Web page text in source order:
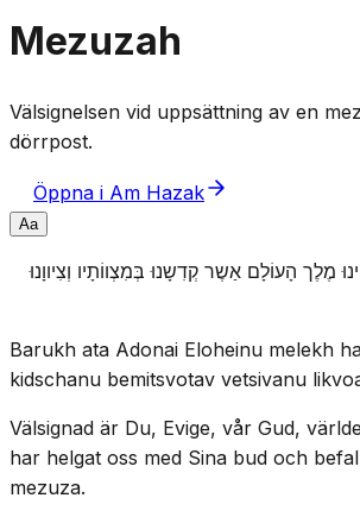
Mezuzah
Välsignelsen vid uppsättning av en
dörrpost.
Öppna i Am Hazak
Aa
מֶלֶך הָעוֹלָם אַשֶר קְדִשָנוּ בְּמִצְווֹתָיו וְצִיווָנוּ
Barukh ata Adonai Eloheinu melekh
kidschanu bemitsvotav vetsivanu
Välsignad är Du, Evige, vår Gud,
har helgat oss med Sina bud och
mezuza.